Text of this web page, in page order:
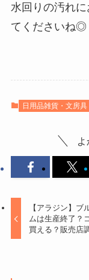
水回りの汚れ
てくださいね◎
日用品雑貨・文房
【アラジン】ブ
ムは生産終了？
買える？販売店